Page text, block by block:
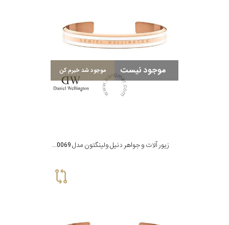
موجود نیست موجود شد خبرم کن
زیور آلات و جواهر دنیل ولینگتون مدل DW00400069